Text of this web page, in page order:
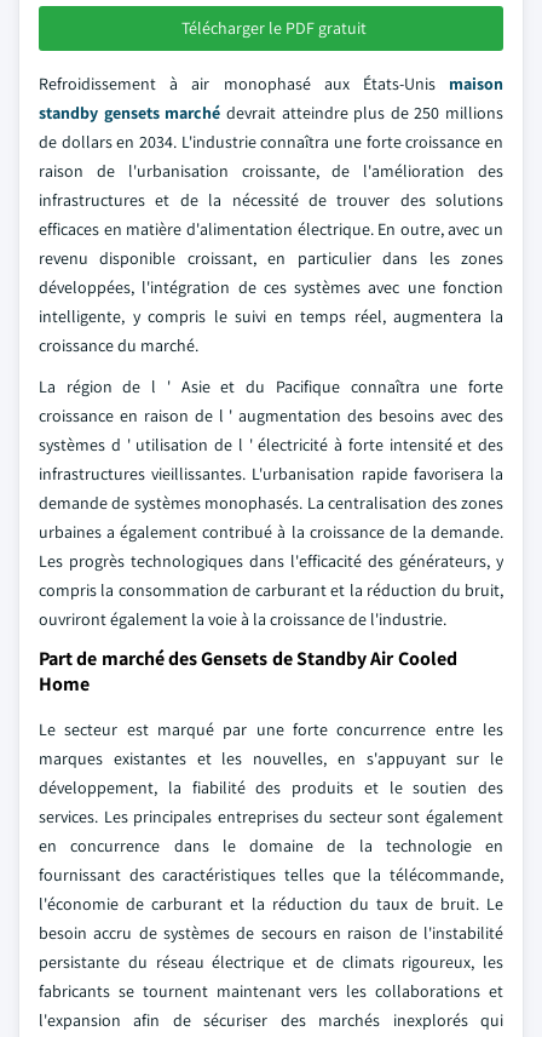
Télécharger le PDF gratuit
Refroidissement à air monophasé aux États-Unis maison
standby gensets marché devrait atteindre plus de 250 millions
de dollars en 2034. L'industrie connaîtra une forte croissance en
raison de l'urbanisation croissante, de l'amélioration des
infrastructures et de la nécessité de trouver des solutions
efficaces en matière d'alimentation électrique. En outre, avec un
revenu disponible croissant, en particulier dans les zones
développées, l'intégration de ces systèmes avec une fonction
intelligente, y compris le suivi en temps réel, augmentera la
croissance du marché.
La région de l ' Asie et du Pacifique connaîtra une forte
croissance en raison de l ' augmentation des besoins avec des
systèmes d ' utilisation de l ' électricité à forte intensité et des
infrastructures vieillissantes. L'urbanisation rapide favorisera la
demande de systèmes monophasés. La centralisation des zones
urbaines a également contribué à la croissance de la demande.
Les progrès technologiques dans l'efficacité des générateurs, y
compris la consommation de carburant et la réduction du bruit,
ouvriront également la voie à la croissance de l'industrie.
Part de marché des Gensets de Standby Air Cooled
Home
Le secteur est marqué par une forte concurrence entre les
marques existantes et les nouvelles, en s'appuyant sur le
développement, la fiabilité des produits et le soutien des
services. Les principales entreprises du secteur sont également
en concurrence dans le domaine de la technologie en
fournissant des caractéristiques telles que la télécommande,
l'économie de carburant et la réduction du taux de bruit. Le
besoin accru de systèmes de secours en raison de l'instabilité
persistante du réseau électrique et de climats rigoureux, les
fabricants se tournent maintenant vers les collaborations et
l'expansion afin de sécuriser des marchés inexplorés qui